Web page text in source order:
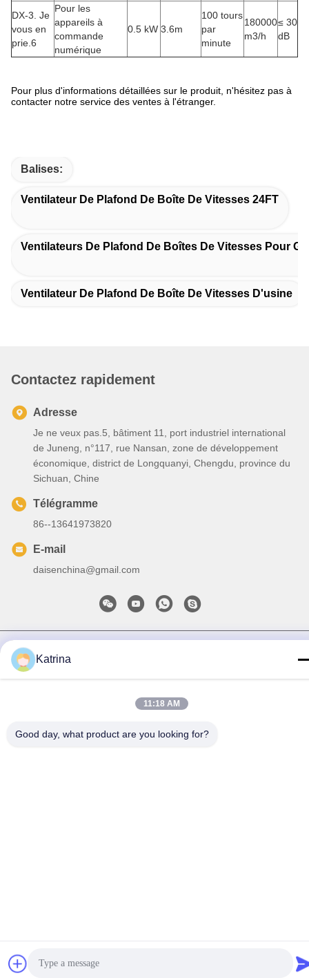
DX-3. Je
vous en
prie.6
Pour les
appareils à
commande
numérique
0.5 kW 3.6m
100 tours
par
minute
180000
m3/h
≤ 30
dB
Pour plus d'informations détaillées sur le produit, n'hésitez pas à
contacter notre service des ventes à l'étranger.
Balises:
Ventilateur De Plafond De Boîte De Vitesses 24FT
Ventilateurs De Plafond De Boîtes De Vitesses Pour
Ventilateur De Plafond De Boîte De Vitesses D'usine
Contactez rapidement
Adresse
Je ne veux pas.5, bâtiment 11, port industriel international
de Juneng, n°117, rue Nansan, zone de développement
économique, district de Longquanyi, Chengdu, province du
Sichuan, Chine
Télégramme
86--13641973820
E-mail
daisenchina@gmail.com
Politique de confidentialité
Fan de plafond de HVLS Le fournisseur. 2020-2026 Sichuan
Junyi Industrial Equipment Co.,ltd Tous les droits réservés.
Katrina
11:18 AM
Good day, what product are you looking for?